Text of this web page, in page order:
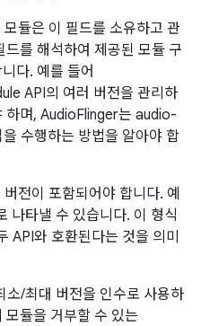
듈은 이 필드를 소유하고 관
를 해석하여 제공된 모듈 구
다. 예를 들어
API의 여러 버전을 관리하
하며, AudioFlinger는 audio-
수행하는 방법을 알아야 합
전이 포함되어야 합니다. 예
타낼 수 있습니다. 이 형식
와 호환된다는 것을 의미
/최대 버전을 인수로 사용하
듈을 거부할 수 있는